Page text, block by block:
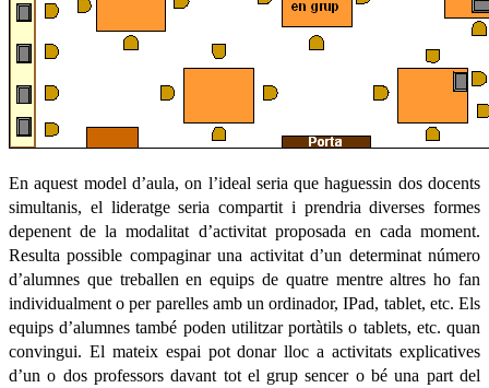
En aquest model d’aula, on l’ideal seria que haguessin dos docents
simultanis, el lideratge seria compartit i prendria diverses formes
depenent de la modalitat d’activitat proposada en cada moment.
Resulta possible compaginar una activitat d’un determinat número
d’alumnes que treballen en equips de quatre mentre altres ho fan
individualment o per parelles amb un ordinador, IPad, tablet, etc. Els
equips d’alumnes també poden utilitzar portàtils o tablets, etc. quan
convingui. El mateix espai pot donar lloc a activitats explicatives
d’un o dos professors davant tot el grup sencer o bé una part del